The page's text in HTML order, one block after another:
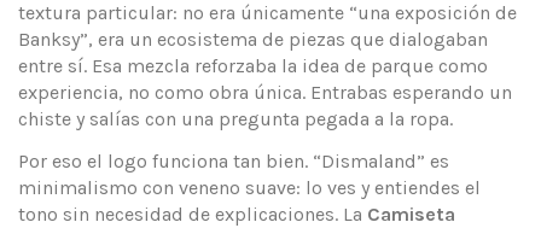
textura particular: no era únicamente “una exposición de
Banksy”, era un ecosistema de piezas que dialogaban
entre sí. Esa mezcla reforzaba la idea de parque como
experiencia, no como obra única. Entrabas esperando un
chiste y salías con una pregunta pegada a la ropa.
Por eso el logo funciona tan bien. “Dismaland” es
minimalismo con veneno suave: lo ves y entiendes el
tono sin necesidad de explicaciones. La Camiseta